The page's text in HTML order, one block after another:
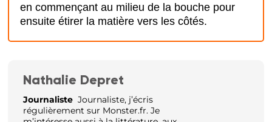
en commençant au milieu de la bouche pour
ensuite étirer la matière vers les côtés.
Nathalie Depret
Journaliste Journaliste, j’écris
régulièrement sur Monster.fr. Je